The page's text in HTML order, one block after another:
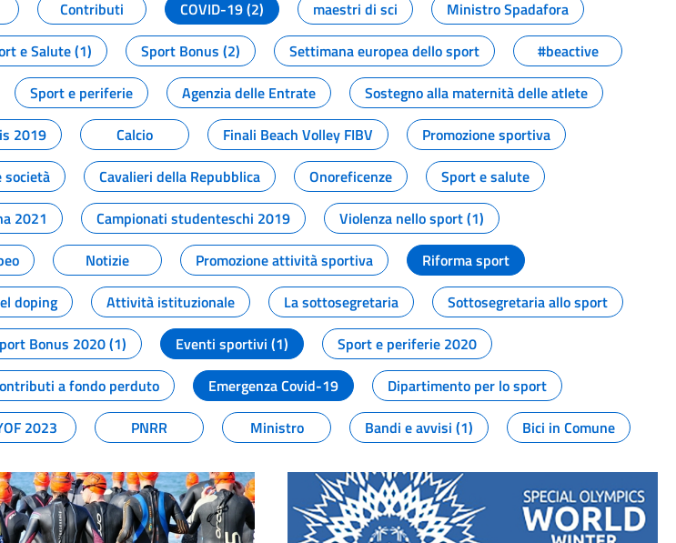
Contributi COVID-19 (2) maestri di sci
Ministro Spadafora
e Salute (1) Sport Bonus (2) Settimana europea dello sport
#beactive
Sport e periferie Agenzia delle Entrate
Sostegno alla maternità delle atlete
2019 Calcio Finali Beach Volley FIBV
Promozione sportiva
società Cavalieri della Repubblica Onoreficenze
Sport e salute
2021 Campionati studenteschi 2019
Violenza nello sport (1)
Notizie Promozione attività sportiva
Riforma sport
doping Attività istituzionale La sottosegretaria
Sottosegretaria allo sport
Bonus 2020 (1) Eventi sportivi (1)
Sport e periferie 2020
a fondo perduto Emergenza Covid-19
Dipartimento per lo sport
2023 PNRR Ministro Bandi e avvisi (1) Bici in Comune